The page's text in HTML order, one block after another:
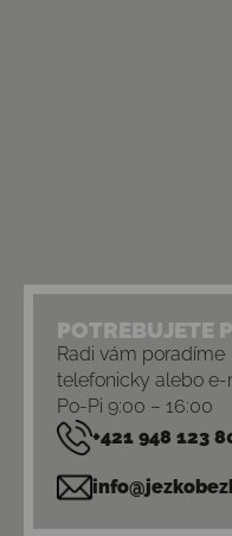
POTREBUJETE
Radi vám poradíme
telefonicky alebo
Po-Pi 9:00 – 16:00
+421 948 123